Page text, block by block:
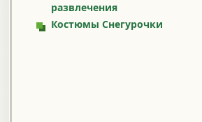
развлечения
Костюмы Снегурочки